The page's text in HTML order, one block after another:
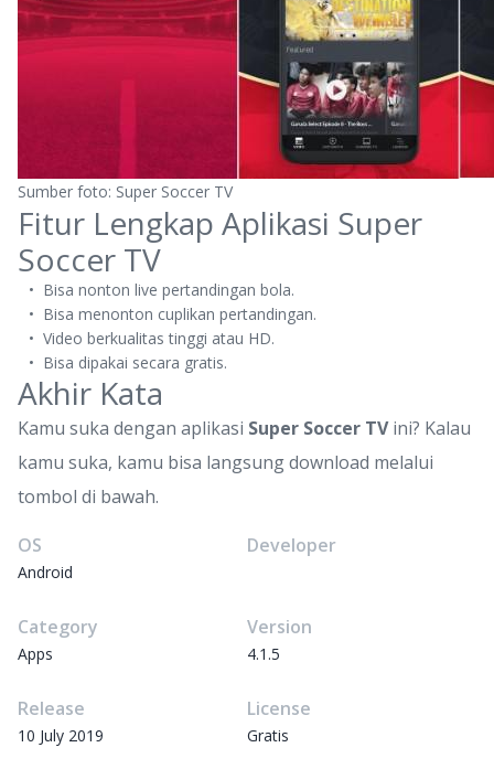
Sumber foto: Super Soccer TV
Fitur Lengkap Aplikasi Super
Soccer TV
Bisa nonton live pertandingan bola.
Bisa menonton cuplikan pertandingan.
Video berkualitas tinggi atau HD.
Bisa dipakai secara gratis.
Akhir Kata
Kamu suka dengan aplikasi Super Soccer TVini? Kalau
kamu suka, kamu bisa langsung download melalui
tombol di bawah.
OS
Android
Developer
Category
Apps
Version
4.1.5
Release
10 July 2019
License
Gratis